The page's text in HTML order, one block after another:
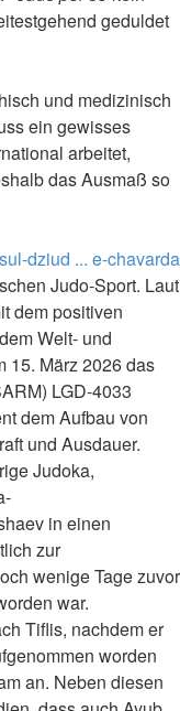
geduldet
und medizinisch
ein gewisses
arbeitet,
das Ausmaß so
dziud ... e-chavarda
Judo-Sport. Laut
dem positiven
Welt- und
15. März 2026 das
LGD-4033
dem Aufbau von
und Ausdauer.
Judoka,
in einen
zur
wenige Tage zuvor
war.
Tiflis, nachdem er
worden
an. Neben diesen